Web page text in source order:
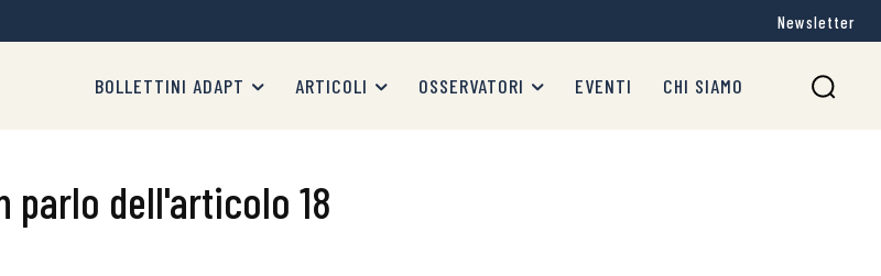
Newsletter
BOLLETTINI ADAPT ARTICOLI OSSERVATORI EVENTI CHI SIAMO
parlo dell'articolo 18